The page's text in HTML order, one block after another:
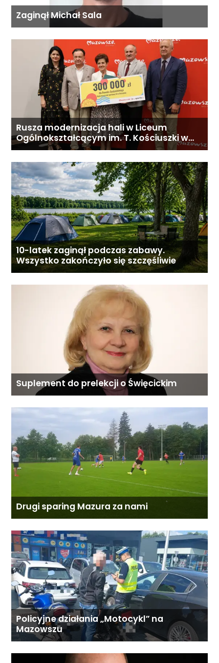
Zaginął Michał Sala
Rusza modernizacja hali w Liceum
Ogólnokształcącym im. T. Kościuszki w
Gostyninie
10-latek zaginął podczas zabawy.
Wszystko zakończyło się szczęśliwie
Suplement do prelekcji o Święcickim
Drugi sparing Mazura za nami
Policyjne działania „Motocykl” na
Mazowszu